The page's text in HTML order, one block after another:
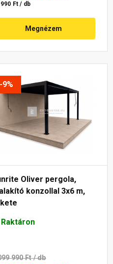
Ft / db
Megnézem
-9%
Oliver pergola,
konzollal 3x6 m,
Raktáron
990 Ft/ db